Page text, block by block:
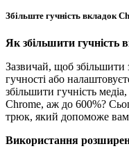
Збільште гучність вкладок
Як збільшити гучність
Зазвичай, щоб збільшити
гучності або
збільшити гучність
Chrome, аж до 600%?
трюк, який допоможе вам
Використання